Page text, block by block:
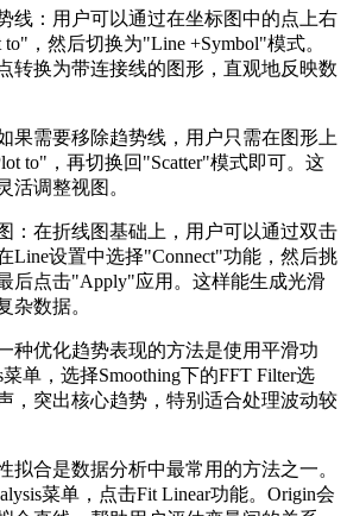
线：用户可以通过在坐标图中的点上右
，然后切换为"Line +Symbol"模式。
转换为带连接线的图形，直观地反映数
果需要移除趋势线，用户只需在图形上
to"，再切换回"Scatter"模式即可。这
活调整视图。
：在折线图基础上，用户可以通过双击
Line设置中选择"Connect"功能，然后挑
后点击"Apply"应用。这样能生成光滑
杂数据。
种优化趋势表现的方法是使用平滑功
单，选择Smoothing下的FFT Filter选
，突出核心趋势，特别适合处理波动较
拟合是数据分析中最常用的方法之一。
菜单，点击Fit Linear功能。Origin会